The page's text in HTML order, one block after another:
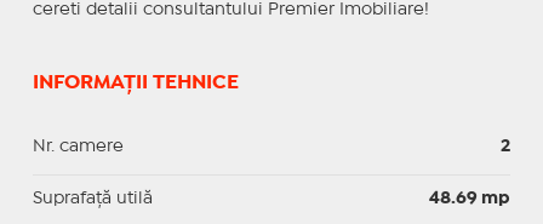
cereti detalii consultantului Premier Imobiliare!
INFORMAȚII TEHNICE
Nr. camere 2
Suprafaţă utilă 48.69 mp